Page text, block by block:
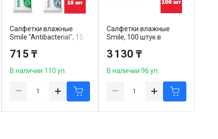
Салфетки влажные
Smile "Antibacterial", 15
715 ₸
В наличии 110 уп.
Салфетки влажные
Smile, 100 штук в
3 130 ₸
В наличии 96 уп.